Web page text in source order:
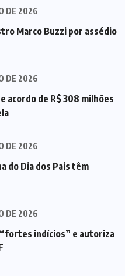
DE 2026
Marco Buzzi por assédio
DE 2026
acordo de R$ 308 milhões
DE 2026
do Dia dos Pais têm
DE 2026
indícios” e autoriza